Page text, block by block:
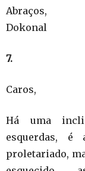
Abraços,
Dokonal
7.
Caros,
Há uma
esquerdas, é
proletariado,